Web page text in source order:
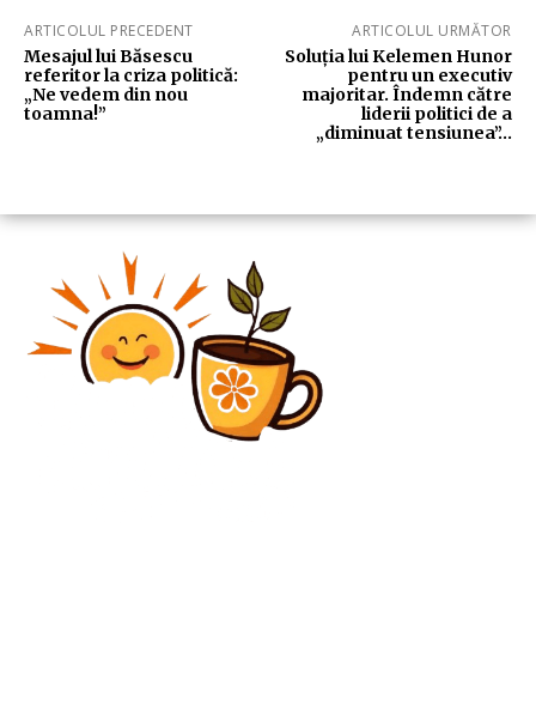
ARTICOLUL PRECEDENT
Mesajul lui Băsescu
referitor la criza politică:
„Ne vedem din nou
toamna!”
ARTICOLUL URMĂTOR
Soluția lui Kelemen Hunor
pentru un executiv
majoritar. Îndemn către
liderii politici de a
„diminuat tensiunea”…